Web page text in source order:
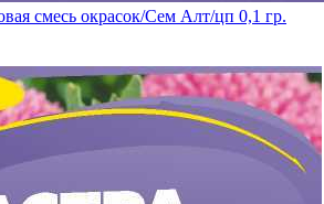
смесь окрасок/Сем Алт/цп 0,1 гр.